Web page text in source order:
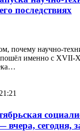
последствиях
почему научно-
именно с XVII-
вчера, сегодня,